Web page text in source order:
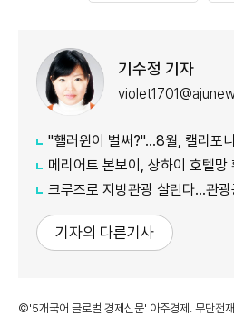
기수정 기자
"핼러윈이 벌써?"…8월, 캘리포
메리어트 본보이, 상하이 호텔망 확대…장
크루즈로 지방관광 살린다…관광공
기자의 다른기사
©'5개국어 글로벌 경제신문' 아주경제. 무단전재